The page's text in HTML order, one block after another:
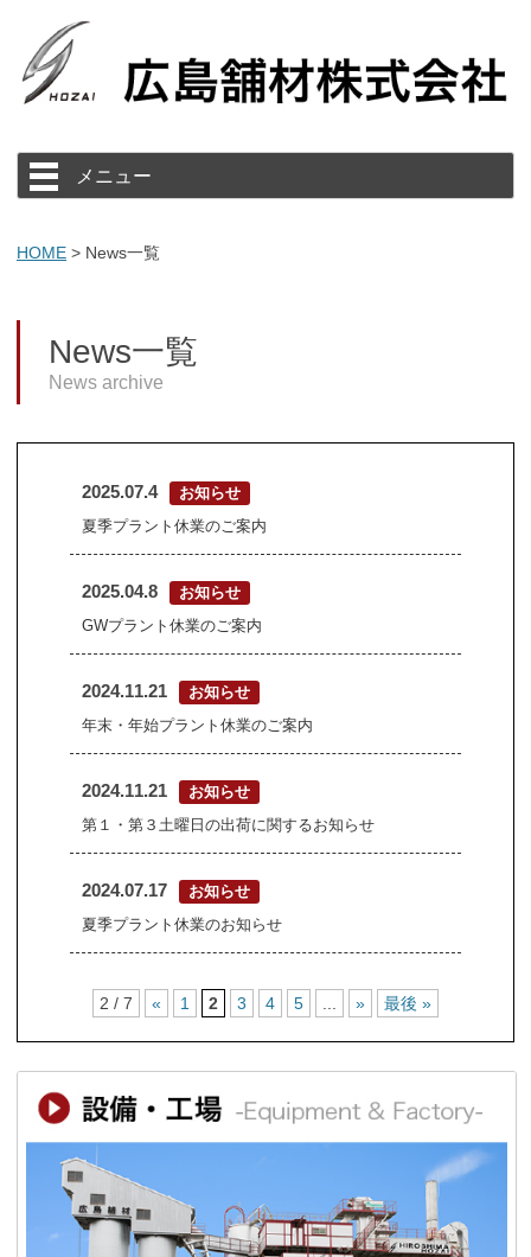
メニュー
HOME > News一覧
News一覧
News archive
2025.07.4
お知らせ
夏季プラント休業のご案内
2025.04.8
お知らせ
GWプラント休業のご案内
2024.11.21
お知らせ
年末・年始プラント休業のご案内
2024.11.21
お知らせ
第１・第３土曜日の出荷に関するお知らせ
2024.07.17
お知らせ
夏季プラント休業のお知らせ
2 / 7 « 1 2 3 4 5 » 最後 »